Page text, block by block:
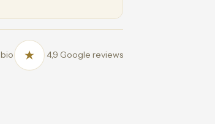
4,9 Google reviews